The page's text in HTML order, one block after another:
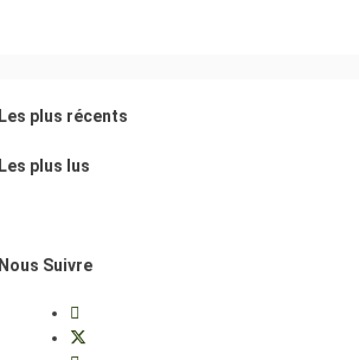
Les plus récents
Les plus lus
Nous Suivre